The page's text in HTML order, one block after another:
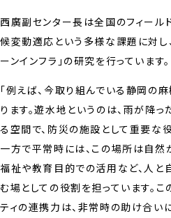
西廣副センター長は全国のフィール
候変動適応という多様な課題に対し
ーンインフラ」の研究を行っています。
「例えば、今取り組んでいる静岡の
ります。遊水地というのは、雨が降
る空間で、防災の施設として重要な
一方で平常時には、この場所は自然
福祉や教育目的での活用など、人と
む場としての役割を担っています。
ティの連携力は、非常時の助け合い